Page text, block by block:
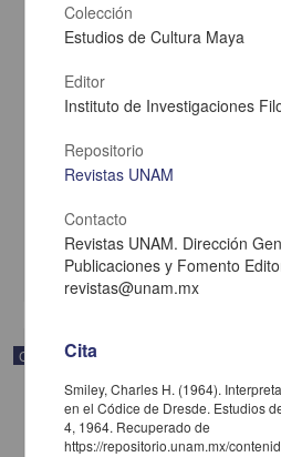
Carta de Zeferino Pérez, el general
en la ranchería de Samalayuca
[sin fecha]
Correspondencia postal
Colección
Estudios de Cultura Maya
Editor
Instituto de Investigaciones
Repositorio
Revistas UNAM
Contacto
Revistas UNAM. Dirección
Publicaciones y Fomento
revistas@unam.mx
Cita
Smiley, Charles H. (1964).
en el Códice de Dresde. Estudios
4, 1964. Recuperado de
https://repositorio.unam.mx/